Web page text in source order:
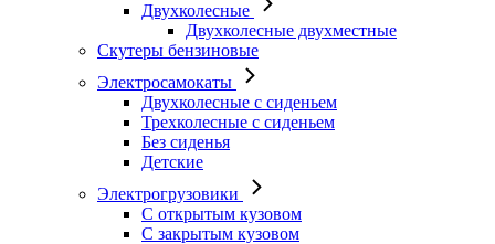
Двухколесные
Двухколесные двухместные
Скутеры бензиновые
Электросамокаты
Двухколесные с сиденьем
Трехколесные с сиденьем
Без сиденья
Детские
Электрогрузовики
С открытым кузовом
С закрытым кузовом